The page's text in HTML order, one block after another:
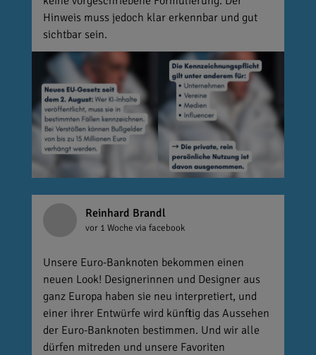
Hinweis muss jedoch klar erkennbar und gut
sichtbar sein.
Reinhard Brandl
vor 1 Woche via facebook
Unsere Euro-Banknoten bekommen einen
neuen Look! Designerinnen und Designer aus
ganz Europa haben sie neu interpretiert, und
einer ihrer Entwürfe wird künftig das Aussehen
der Euro-Banknoten bestimmen. Und wir alle
dürfen mitreden und unsere Favoriten